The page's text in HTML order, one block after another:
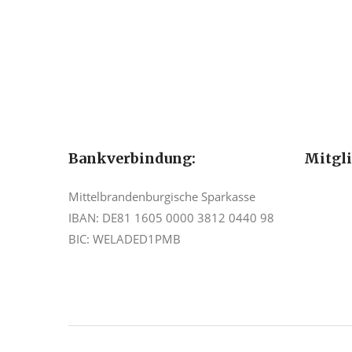
Bankverbindung:
Mittelbrandenburgische Sparkasse
IBAN: DE81 1605 0000 3812 0440 98
BIC: WELADED1PMB